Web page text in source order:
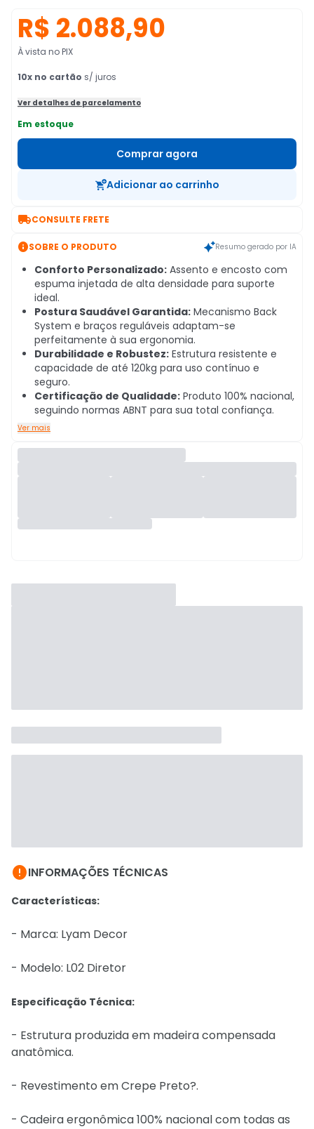
R$ 2.088,90
À vista no PIX
10x no cartão s/ juros
Ver detalhes de parcelamento
Em estoque
Comprar agora
Adicionar ao carrinho
CONSULTE FRETE
SOBRE O PRODUTO Resumo gerado por IA
Conforto Personalizado: Assento e encosto com
espuma injetada de alta densidade para suporte
ideal.
Postura Saudável Garantida: Mecanismo Back
System e braços reguláveis adaptam-se
perfeitamente à sua ergonomia.
Durabilidade e Robustez: Estrutura resistente e
capacidade de até 120kg para uso contínuo e
seguro.
Certificação de Qualidade: Produto 100% nacional,
seguindo normas ABNT para sua total confiança.
Ver mais
INFORMAÇÕES TÉCNICAS
Características:
- Marca: Lyam Decor
- Modelo: L02 Diretor
Especificação Técnica:
- Estrutura produzida em madeira compensada
anatômica.
- Revestimento em Crepe Preto?.
- Cadeira ergonômica 100% nacional com todas as